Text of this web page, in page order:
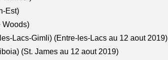
Est)
Woods)
Lacs-Gimli) (Entre-les-Lacs au 12 aout 2019)
(St. James au 12 aout 2019)